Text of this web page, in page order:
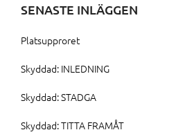
SENASTE INLÄGGEN
Platsupproret
Skyddad: INLEDNING
Skyddad: STADGA
Skyddad: TITTA FRAMÅT